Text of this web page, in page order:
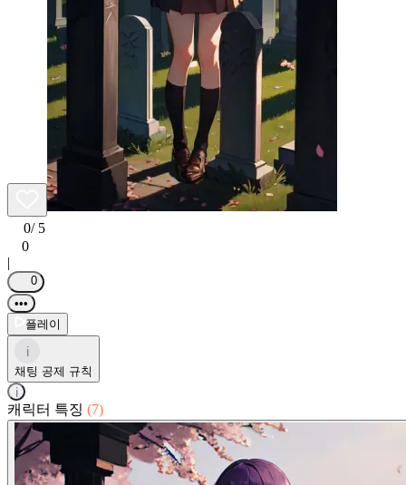
0/ 5
0
|
0
•••
플레이
i
채팅 공제 규칙
i
캐릭터 특징 (7)